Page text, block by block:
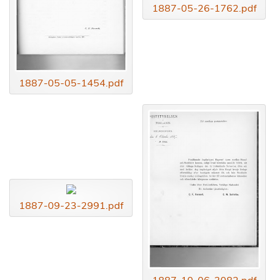
1887-05-05-1454.pdf
1887-05-26-1762.pdf
1887-09-23-2991.pdf